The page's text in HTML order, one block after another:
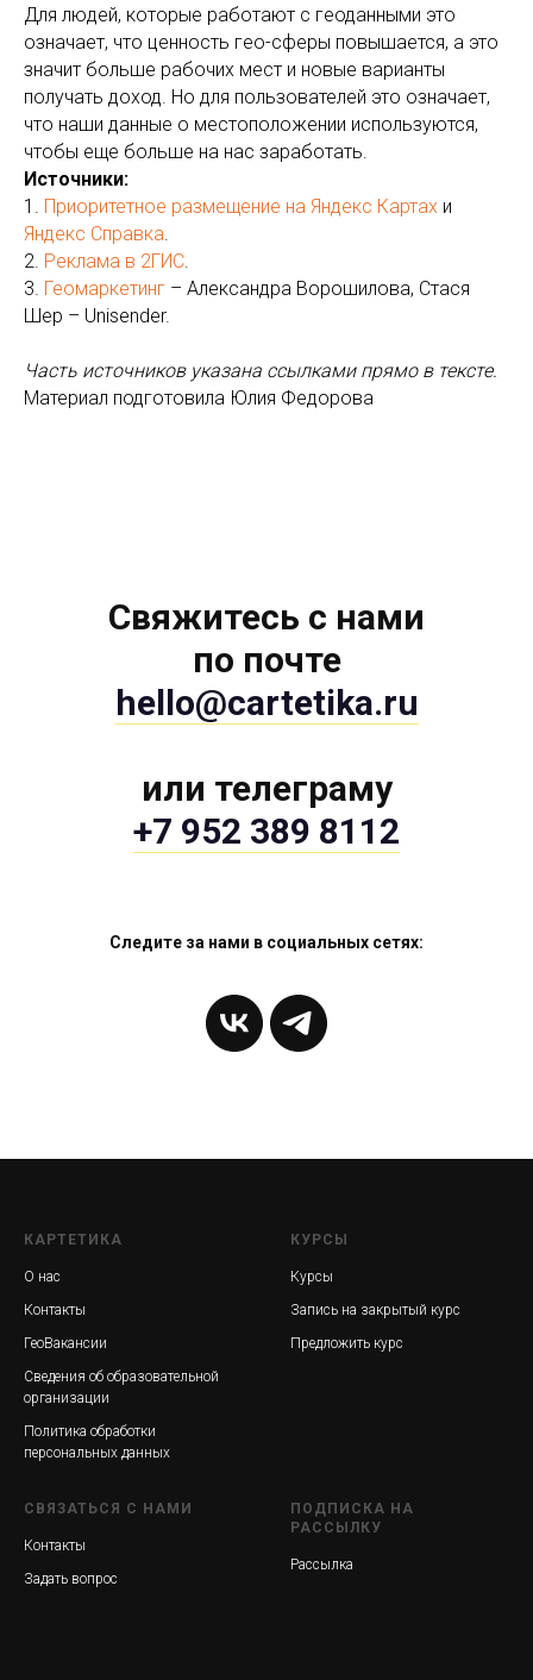
Для людей, которые работают с геоданными это
означает, что ценность гео-сферы повышается, а это
значит больше рабочих мест и новые варианты
получать доход. Но для пользователей это означает,
что наши данные о местоположении используются,
чтобы еще больше на нас заработать.
Источники:
1. Приоритетное размещение на Яндекс Картах и
Яндекс Справка.
2. Реклама в 2ГИС.
3. Геомаркетинг – Александра Ворошилова, Стася
Шер – Unisender.
Часть источников указана ссылками прямо в тексте.
Материал подготовила Юлия Федорова
Свяжитесь с нами
по почте
hello@cartetika.ru
или телеграму
+7 952 389 8112
Следите за нами в социальных сетях:
КАРТЕТИКА
О нас
Контакты
ГеоВакансии
Сведения об образовательной
организации
Политика обработки
персональных данных
КУРСЫ
Курсы
Запись на закрытый курс
Предложить курс
СВЯЗАТЬСЯ С НАМИ
Контакты
Задать вопрос
ПОДПИСКА НА
РАССЫЛКУ
Рассылка